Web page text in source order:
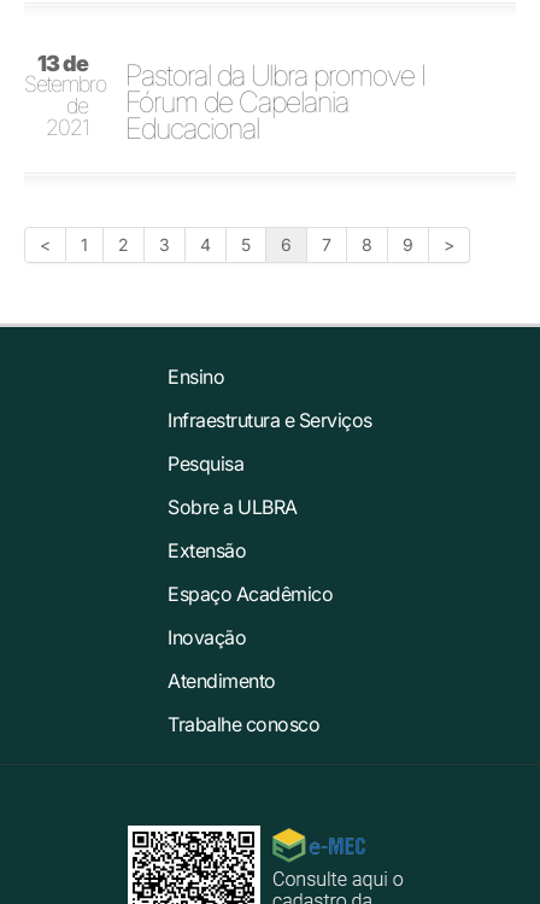
13 de
Setembro
de
2021
Pastoral da Ulbra promove I
Fórum de Capelania
Educacional
< 1 2 3 4 5 6 7 8 9 >
Ensino
Infraestrutura e Serviços
Pesquisa
Sobre a ULBRA
Extensão
Espaço Acadêmico
Inovação
Atendimento
Trabalhe conosco